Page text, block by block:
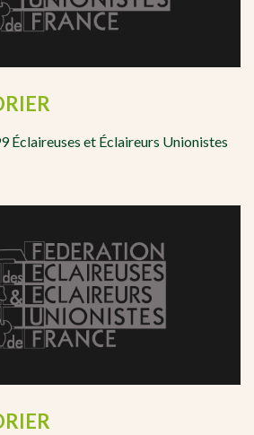
Éclaireuses et Éclaireurs Unionistes